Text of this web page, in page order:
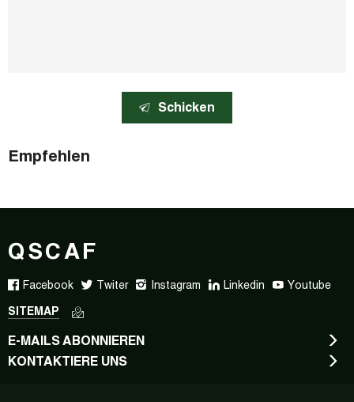
Schicken
Empfehlen
QSCAF
Facebook Twiter Instagram Linkedin Youtube
SITEMAP
E-MAILS ABONNIEREN
KONTAKTIERE UNS